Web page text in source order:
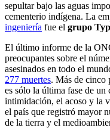
sepultar bajo las aguas
cementerio indígena. La
ingeniería fue el grupo
El último informe de la
preocupantes sobre el
asesinados en todo el
277 muertes. Más de cinco
es sólo la última fase de
intimidación, el acoso y la
el país que registró mayor
de la tierra y el